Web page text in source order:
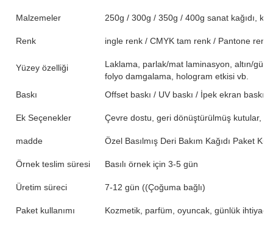
Malzemeler 250g / 300g / 350g / 400g sanat kağıdı,
Renk ingle renk / CMYK tam renk / Pantone renk
Yüzey özelliği
Laklama, parlak/mat laminasyon, altın/
folyo damgalama, hologram etkisi vb.
Baskı
Offset baskı / UV baskı / İpek ekran baskı
Ek Seçenekler Çevre dostu, geri dönüştürülmüş kutular,
madde Özel Basılmış Deri Bakım Kağıdı Paket
Örnek teslim süresi Basılı örnek için 3-5 gün
Üretim süreci 7-12 gün ((Çoğuma bağlı)
Paket kullanımı Kozmetik, parfüm, oyuncak, günlük